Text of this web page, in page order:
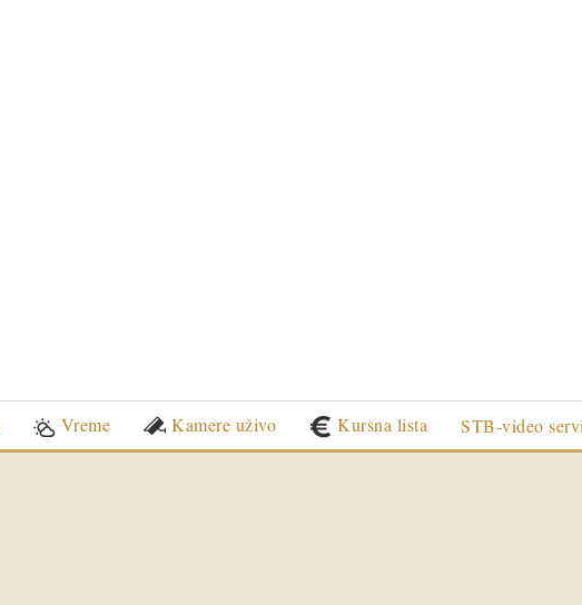
Vreme Kamere uživo Kursna lista STB-video